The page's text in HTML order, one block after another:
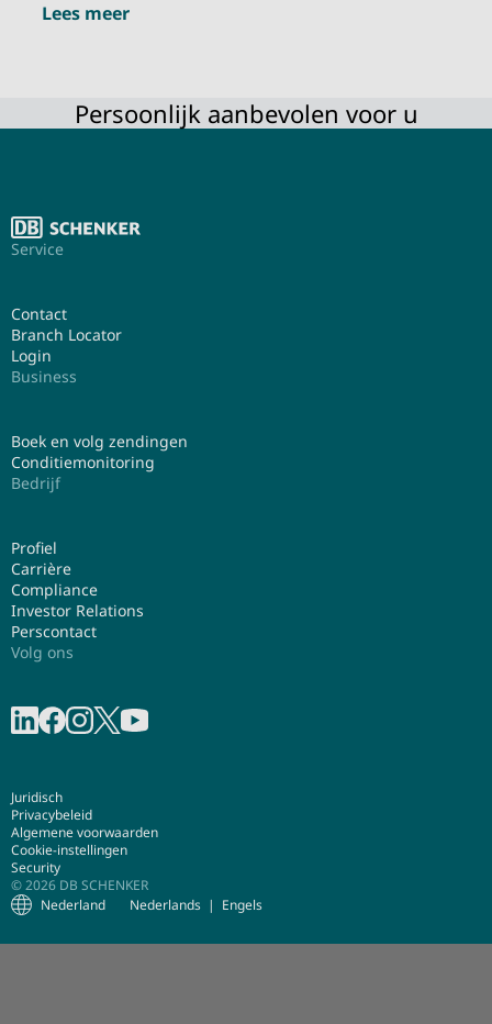
Lees meer
Persoonlijk aanbevolen voor u
Service
Contact
Branch Locator
Login
Business
Boek en volg zendingen
Conditiemonitoring
Bedrijf
Profiel
Carrière
Compliance
Investor Relations
Perscontact
Volg ons
Juridisch
Privacybeleid
Algemene voorwaarden
Cookie-instellingen
Security
© 2026 DB SCHENKER
Nederland
Nederlands Engels